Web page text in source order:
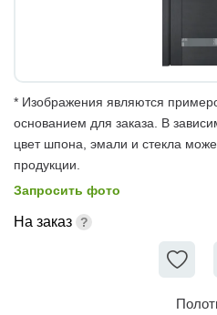
* Изображения являются
основанием для заказа. В
цвет шпона, эмали и стекла
продукции.
Запросить фото
На заказ